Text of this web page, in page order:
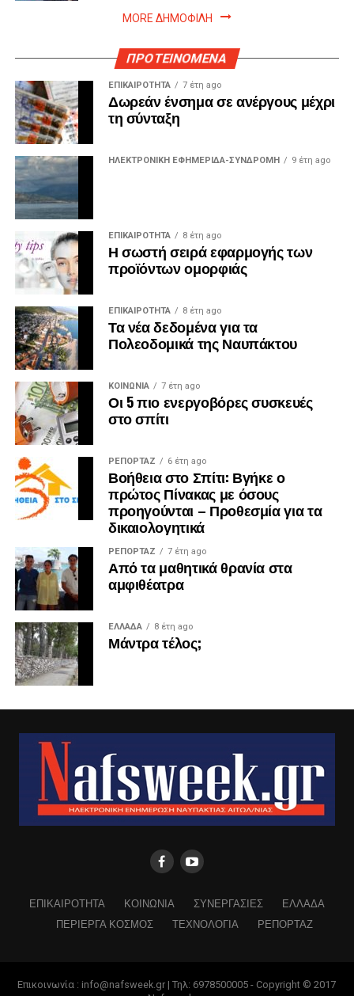
MORE ΔΗΜΟΦΙΛΗ
ΠΡΟΤΕΙΝΟΜΕΝΑ
ΕΠΙΚΑΙΡΟΤΗΤΑ 7 έτη ago
Δωρεάν ένσημα σε ανέργους μέχρι
τη σύνταξη
ΗΛΕΚΤΡΟΝΙΚΗ ΕΦΗΜΕΡΙΔΑ-ΣΥΝΔΡΟΜΗ 9 έτη ago
ΕΠΙΚΑΙΡΟΤΗΤΑ 8 έτη ago
Η σωστή σειρά εφαρμογής των
προϊόντων ομορφιάς
ΕΠΙΚΑΙΡΟΤΗΤΑ 8 έτη ago
Τα νέα δεδομένα για τα
Πολεοδομικά της Ναυπάκτου
ΚΟΙΝΩΝΙΑ 7 έτη ago
Οι 5 πιο ενεργοβόρες συσκευές
στο σπίτι
ΡΕΠΟΡΤΑΖ 6 έτη ago
Βοήθεια στο Σπίτι: Βγήκε ο
πρώτος Πίνακας με όσους
προηγούνται – Προθεσμία για τα
δικαιολογητικά
ΡΕΠΟΡΤΑΖ 7 έτη ago
Από τα μαθητικά θρανία στα
αμφιθέατρα
ΕΛΛΑΔΑ 8 έτη ago
Μάντρα τέλος;
ΕΠΙΚΑΙΡΟΤΗΤΑ ΚΟΙΝΩΝΙΑ ΣΥΝΕΡΓΑΣΙΕΣ
ΕΛΛΑΔΑ
ΠΕΡΙΕΡΓΑ ΚΟΣΜΟΣ
ΤΕΧΝΟΛΟΓΙΑ ΡΕΠΟΡΤΑΖ
Επικοινωνία : info@nafsweek.gr | Τηλ: 6978500005 - Copyright © 2017